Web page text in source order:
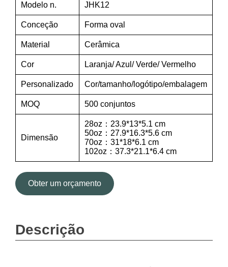
Modelo n. JHK12
Conceção Forma oval
Material Cerâmica
Cor Laranja/ Azul/ Verde/ Vermelho
Personalizado Cor/tamanho/logótipo/embalagem
MOQ 500 conjuntos
Dimensão
28oz：23.9*13*5.1 cm
50oz：27.9*16.3*5.6 cm
70oz：31*18*6.1 cm
102oz：37.3*21.1*6.4 cm
Obter um orçamento
Descrição